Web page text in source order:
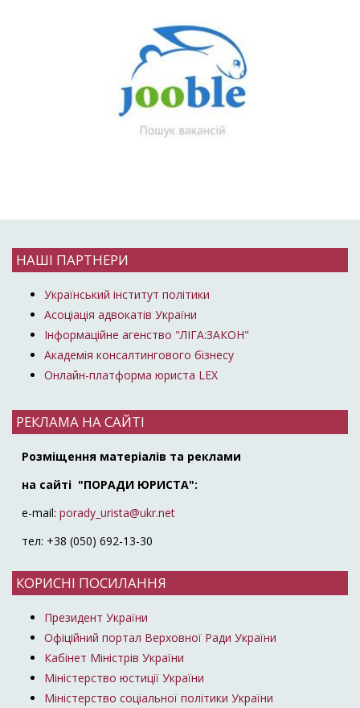
НАШІ ПАРТНЕРИ
Український інститут політики
Асоціація адвокатів України
Інформаційне агенство "ЛІГА:ЗАКОН"
Академія консалтингового бізнесу
Онлайн-платформа юриста LEX
РЕКЛАМА НА САЙТІ
Розміщення матеріалів та реклами
на сайті "ПОРАДИ ЮРИСТА":
e-mail: porady_urista@ukr.net
тел: +38 (050) 692-13-30
КОРИСНІ ПОСИЛАННЯ
Президент України
Офіційний портал Верховної Ради України
Кабінет Міністрів України
Міністерство юстиції України
Міністерство соціальної політики України